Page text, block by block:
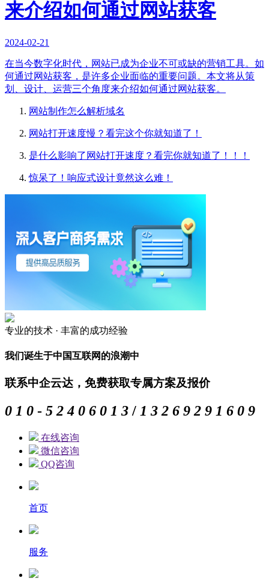
来介绍如何通过网站获客
2024-02-21
在当今数字化时代，网站已成为企业不可或缺的营销工具。如
何通过网站获客，是许多企业面临的重要问题。本文将从策
划、设计、运营三个角度来介绍如何通过网站获客。
网站制作怎么解析域名
网站打开速度慢？看完这个你就知道了！
是什么影响了网站打开速度？看完你就知道了！！！
惊呆了！响应式设计竟然这么难！
专业的技术 · 丰富的成功经验
我们诞生于中国互联网的浪潮中
联系中企云达，免费获取专属方案及报价
0 1 0 - 5 2 4 0 6 0 1 3 / 1 3 2 6 9 2 9 1 6 0 9
在线咨询
微信咨询
QQ咨询
首页
服务